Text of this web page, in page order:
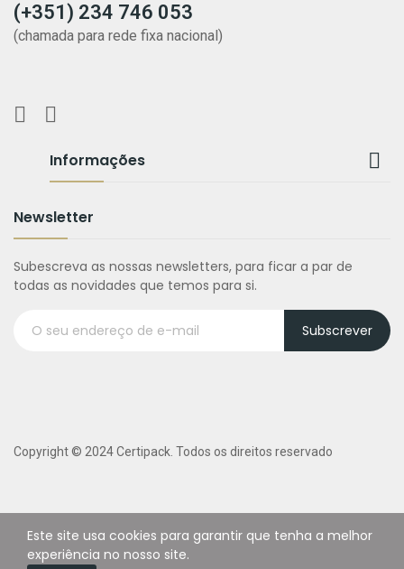
(+351) 234 746 053
(chamada para rede fixa nacional)
Informações 
Newsletter
Subescreva as nossas newsletters, para ficar a par de
todas as novidades que temos para si.
Subscrever
Copyright © 2024 Certipack. Todos os direitos reservado
Este site usa cookies para garantir que tenha a melhor
experiência no nosso site.